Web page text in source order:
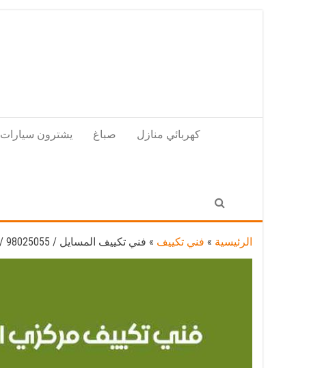
يشترون سيارات صباغ كهربائي منازل
الرئيسية » فني تكييف » فني تكييف المسايل / 98025055 / فني تكييف مركزي هندي المسايل بالكويت